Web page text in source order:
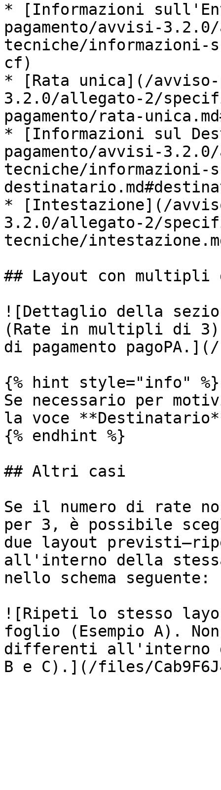
* [Informazioni
pagamento/avvisi-
tecniche/informazioni-
cf)
* [Rata unica](/avviso-
3.2.0/allegato-2/
pagamento/rata-
* [Informazioni sul
pagamento/avvisi-
tecniche/informazioni-
* [Intestazione](/
3.2.0/allegato-2/
tecniche/
## Layout con multipli
![Dettaglio della
(Rate in multipli di
di pagamento pagoPA.](/
{% hint style="info" %}
Se necessario per
la voce
{% endhint %}
## Altri casi
Se il numero di rate
per 3, è possibile
due layout
all'interno della
nello schema seguente:
![Ripeti lo stesso
foglio (Esempio A).
differenti all'interno